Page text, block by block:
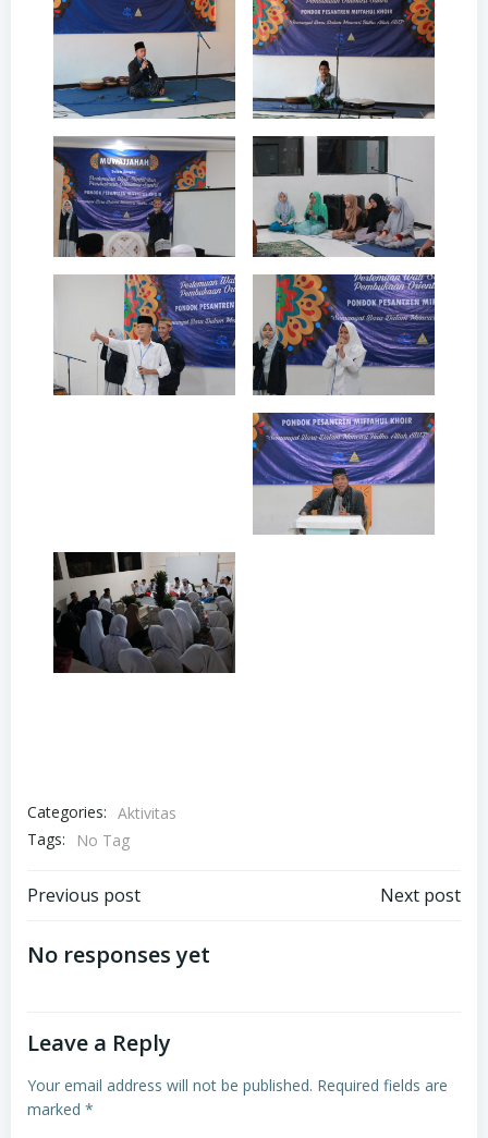
Categories: Aktivitas
Tags:
No Tag
Post
navigation
Previous post Next post
No responses yet
Leave a Reply
Your email address will not be published. Required fields are
marked *